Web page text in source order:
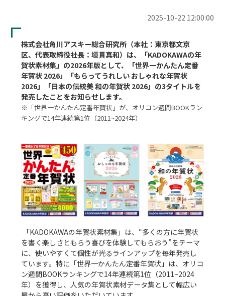
2025-10-22 12:00:00
株式会社角川アスキー総合研究所（本社：東京都文京
区、代表取締役社長：垣貫真和）は、「KADOKAWAの年
賀状素材集」の2026年版として、「世界一かんたん定番
年賀状 2026」「もらってうれしい おしゃれな年賀状
2026」「日本の伝統美 和の年賀状 2026」の3タイトルを
発売したことをお知らせします。
※「世界一かんたん定番年賀状」が、オリコン週間BOOKラン
キングで14年連続第1位（2011~2024年）
を書く楽しさともらう喜びを体験してもらおう”をテーマ
に、使いやすくて個性が光るラインアップを毎年発売し
ています。特に「世界一かんたん定番年賀状」は、オリコ
ン週間BOOKランキングで14年連続第1位（2011~2024
年）を獲得し、人気の年賀状素材データ集として幅広い